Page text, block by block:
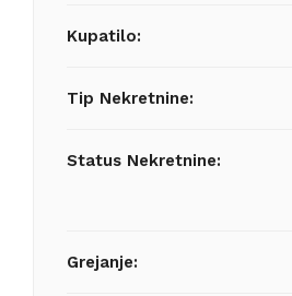
Kupatilo:
Tip Nekretnine:
Status Nekretnine:
Grejanje: